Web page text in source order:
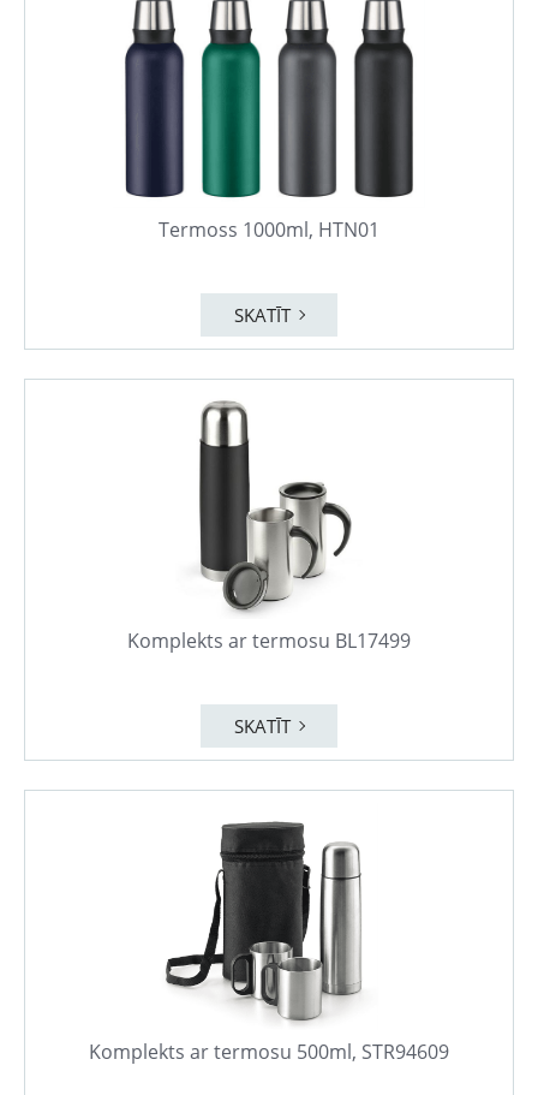
Termoss 1000ml, HTN01
SKATĪT
Komplekts ar termosu BL17499
SKATĪT
Komplekts ar termosu 500ml, STR94609